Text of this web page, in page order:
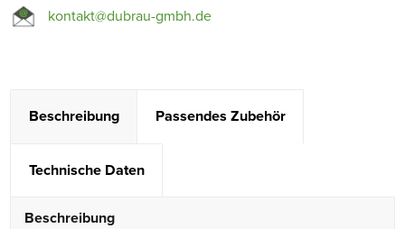
kontakt@dubrau-gmbh.de
Beschreibung Passendes Zubehör
Technische Daten
Beschreibung